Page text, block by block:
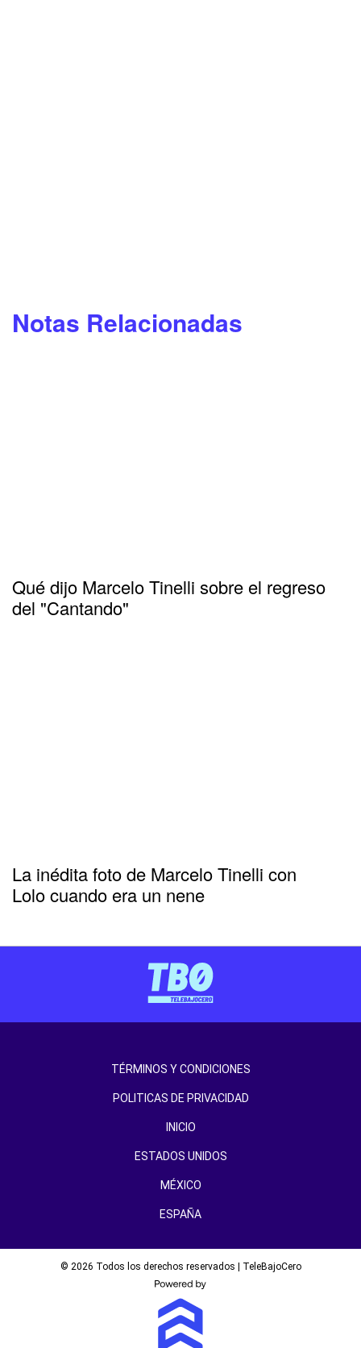
Notas Relacionadas
Qué dijo Marcelo Tinelli sobre el regreso
del "Cantando"
La inédita foto de Marcelo Tinelli con
Lolo cuando era un nene
TÉRMINOS Y CONDICIONES
POLITICAS DE PRIVACIDAD
INICIO
ESTADOS UNIDOS
MÉXICO
ESPAÑA
© 2026 Todos los derechos reservados | TeleBajoCero